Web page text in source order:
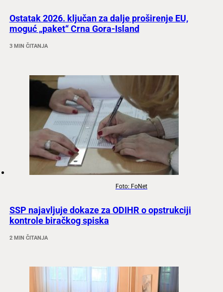
Ostatak 2026. ključan za dalje proširenje EU,
moguć „paket“ Crna Gora-Island
3 MIN ČITANJA
Foto: FoNet
SSP najavljuje dokaze za ODIHR o opstrukciji
kontrole biračkog spiska
2 MIN ČITANJA